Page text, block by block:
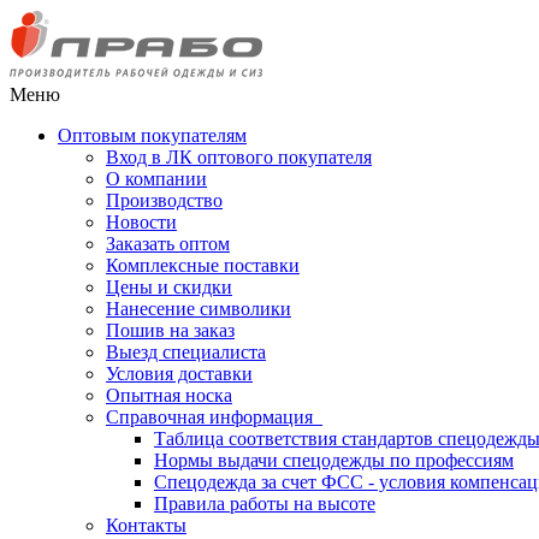
Меню
Оптовым покупателям
Вход в ЛК оптового покупателя
О компании
Производство
Новости
Заказать оптом
Комплексные поставки
Цены и скидки
Нанесение символики
Пошив на заказ
Выезд специалиста
Условия доставки
Опытная носка
Справочная информация
Таблица соответствия стандартов спецодежды
Нормы выдачи спецодежды по профессиям
Спецодежда за счет ФСС - условия
Правила работы на высоте
Контакты